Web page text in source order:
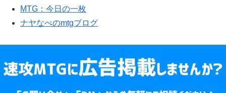
MTG：今日の一枚
ナヤなべのmtgブログ